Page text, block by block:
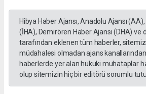
Hibya Haber Ajansı, Anadolu Ajansı
(İHA), Demirören Haber Ajansı (DHA) ve
tarafından eklenen tüm haberler,
müdahalesi olmadan ajans
haberlerde yer alan hukuki muhataplar
olup sitemizin hiç bir editörü sorumlu